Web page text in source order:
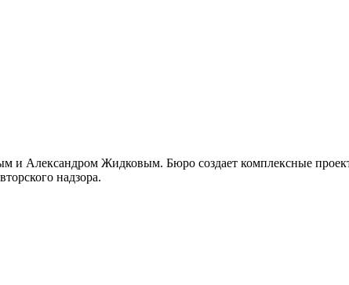
и Александром Жидковым. Бюро создает комплексные
надзора.